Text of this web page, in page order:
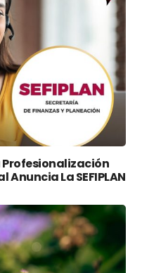
Profesionalización
La SEFIPLAN